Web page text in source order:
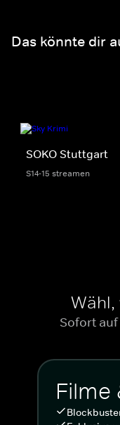
Das könnte dir
SOKO Stuttgart
S14-15 streamen
Wähl,
Sofort
Filme